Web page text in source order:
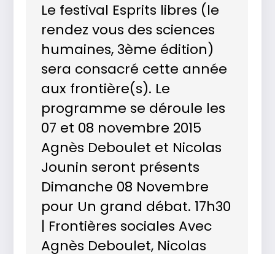
Le festival Esprits libres (le
rendez vous des sciences
humaines, 3ème édition)
sera consacré cette année
aux frontière(s). Le
programme se déroule les
07 et 08 novembre 2015
Agnès Deboulet et Nicolas
Jounin seront présents
Dimanche 08 Novembre
pour Un grand débat. 17h30
| Frontières sociales Avec
Agnès Deboulet, Nicolas